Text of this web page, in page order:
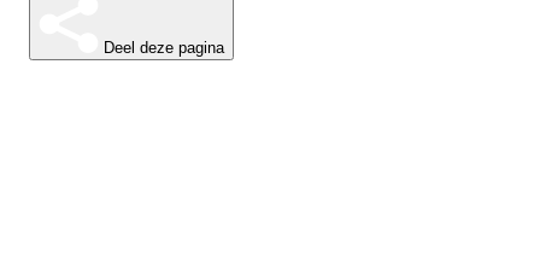
Deel deze pagina